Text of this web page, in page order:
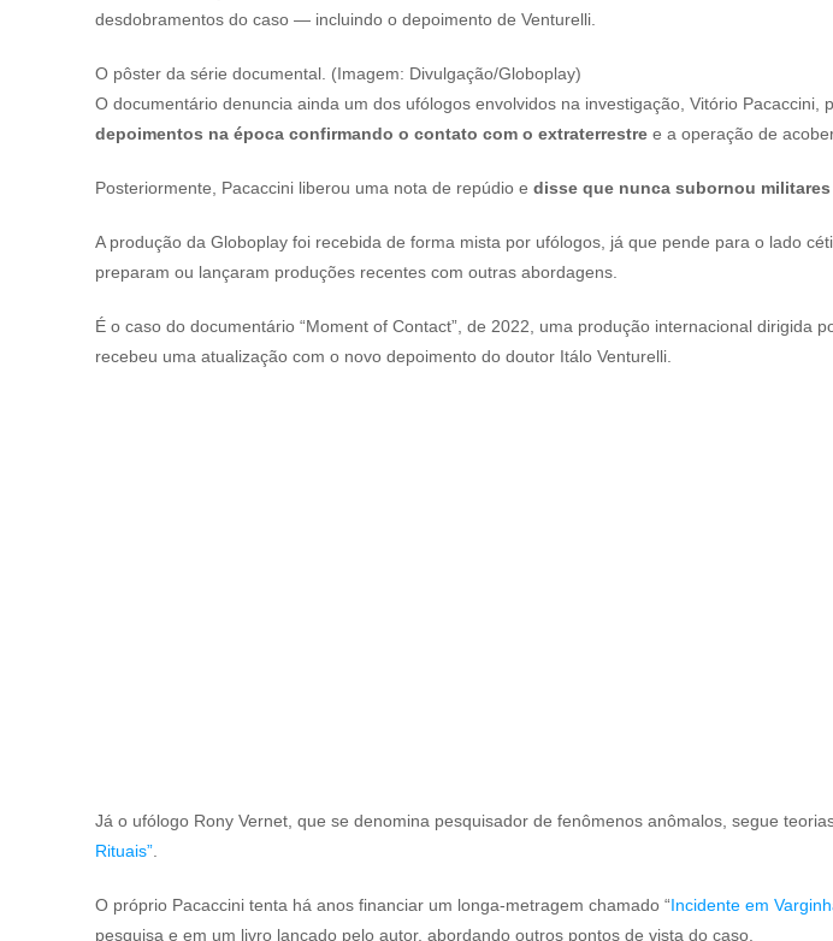
desdobramentos do caso — incluindo o depoimento de Venturelli.
O pôster da série documental. (Imagem: Divulgação/Globoplay)
O documentário denuncia ainda um dos ufólogos envolvidos na investigação, Vitório Pacaccini,
depoimentos na época confirmando o contato com o extraterrestre e a operação de
Posteriormente, Pacaccini liberou uma nota de repúdio e disse que nunca subornou militares
A produção da Globoplay foi recebida de forma mista por ufólogos, já que pende para o lado
preparam ou lançaram produções recentes com outras abordagens.
É o caso do documentário “Moment of Contact”, de 2022, uma produção internacional
recebeu uma atualização com o novo depoimento do doutor Itálo Venturelli.
Já o ufólogo Rony Vernet, que se denomina pesquisador de fenômenos anômalos, segue
Rituais”
O próprio Pacaccini tenta há anos financiar um longa-metragem chamado “Incidente em
pesquisa e em um livro lançado pelo autor, abordando outros pontos de vista do caso.